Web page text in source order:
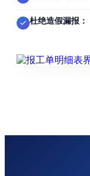
杜绝造假漏报：